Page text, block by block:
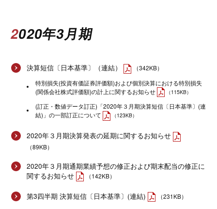
2020年3月期
決算短信〔日本基準〕（連結）
（342KB）
特別損失(投資有価証券評価額)および個別決算における特別損失
(関係会社株式評価額)の計上に関するお知らせ
（115KB）
(訂正・数値データ訂正)「2020年３月期決算短信〔日本基準〕(連
結)」の一部訂正について
（123KB）
2020年３月期決算発表の延期に関するお知らせ
（89KB）
2020年３月期通期業績予想の修正および期末配当の修正に
関するお知らせ
（142KB）
第3四半期 決算短信〔日本基準〕(連結) （231KB）